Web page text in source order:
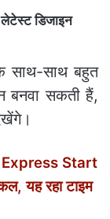
साथ-साथ बहुत
बनवा सकती हैं,
Start
यह रहा टाइम